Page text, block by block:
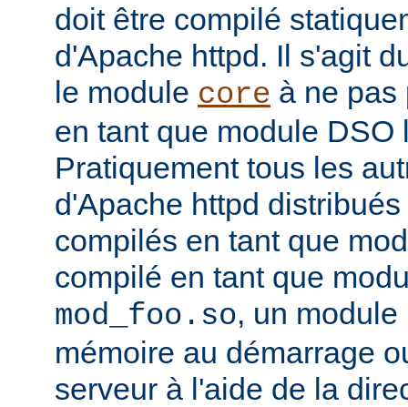
doit être compilé
d'Apache httpd. Il s'agit
le module core à ne pas
en tant que module DSO
Pratiquement tous les
d'Apache httpd
compilés en tant que
compilé en tant que
mod_foo.so, un
mémoire au démarrage
serveur à l'aide de la